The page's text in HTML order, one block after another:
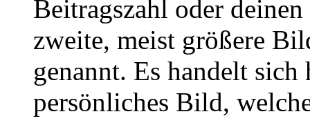
Beitragszahl oder
zweite, meist größere
genannt. Es handelt
persönliches Bild,